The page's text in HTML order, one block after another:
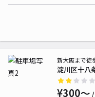
淀川区十八
新大阪まで徒
¥300〜 /